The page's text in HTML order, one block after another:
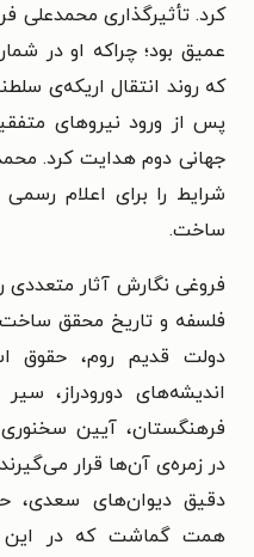
کرد.تأثیرگذاری محمدعلی
عمیق بود؛ چراکه او در
که روند انتقال اریکه‌ی
پس از ورود نیروهای
شرایط را برای اعلام
ساخت.
فروغی نگارش آثار
فلسفه و تاریخ محقق
دولت قدیم روم، حقوق
اندیشه‌های دورودراز،
فرهنگستان، آیین
در زمره‌ی آن‌ها قرار
دقیق دیوان‌های سعدی،
همت گماشت که در این